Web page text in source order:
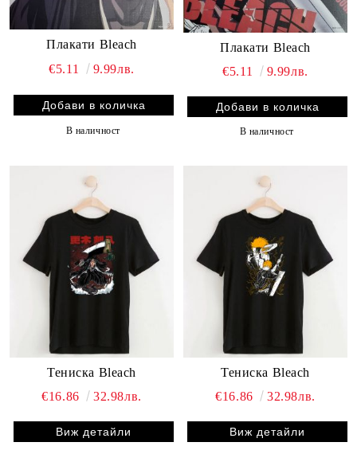
Плакати Bleach
€5.11
9.99лв.
В наличност
Плакати Bleach
€5.11
9.99лв.
В наличност
Тениска Bleach
€16.86
32.98лв.
Виж детайли
Тениска Bleach
€16.86
32.98лв.
Виж детайли